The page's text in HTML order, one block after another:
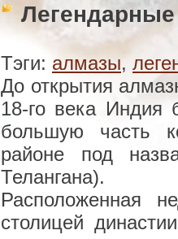
Тэги: алмазы,
До открытия
18-го века Индия
большую часть
районе под
Телангана).
Расположенная
столицей